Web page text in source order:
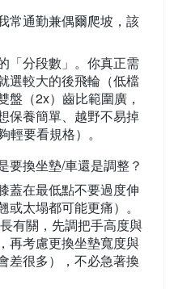
常通勤兼偶爾爬坡，該
「分段數」。你真正需
選較大的後飛輪（低檔
盤（2x）齒比範圍廣，
保養簡單、越野不易掉
要看規格）。
要換坐墊/車還是調整？
蓋在最低點不要過度伸
太塌都可能更痛）。
有關，先調把手高度與
再考慮更換坐墊寬度與
差很多），不必急著換